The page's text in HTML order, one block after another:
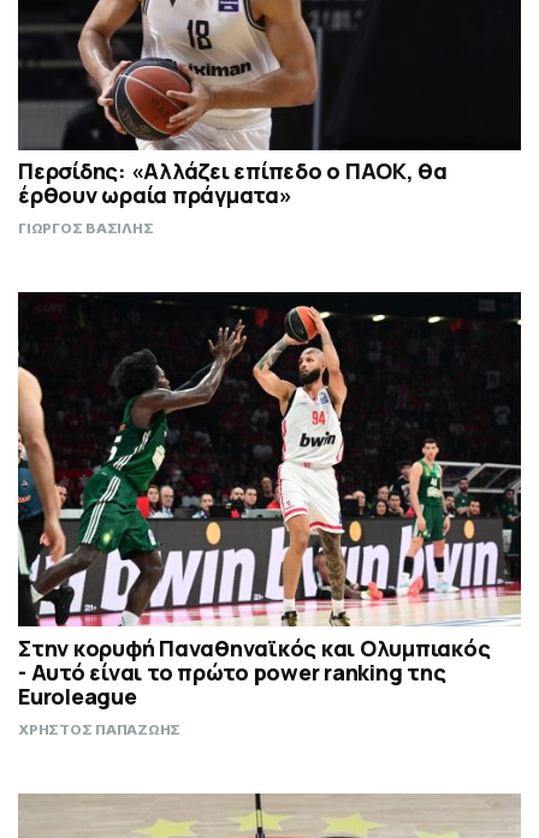
Περσίδης: «Αλλάζει επίπεδο ο ΠΑΟΚ, θα
έρθουν ωραία πράγματα»
ΓΙΩΡΓΟΣ ΒΑΣΙΛΗΣ
Στην κορυφή Παναθηναϊκός και Ολυμπιακός
- Αυτό είναι το πρώτο power ranking της
Euroleague
ΧΡΗΣΤΟΣ ΠΑΠΑΖΩΗΣ